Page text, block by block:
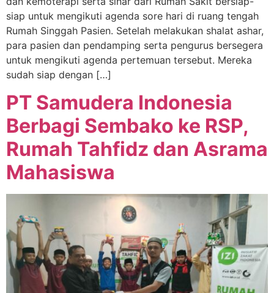
siap untuk mengikuti agenda sore hari di ruang tengah
Rumah Singgah Pasien. Setelah melakukan shalat ashar,
para pasien dan pendamping serta pengurus bersegera
untuk mengikuti agenda pertemuan tersebut. Mereka
sudah siap dengan […]
PT Samudera Indonesia
Berbagi Sembako ke RSP,
Rumah Tahfidz dan Asrama
Mahasiswa